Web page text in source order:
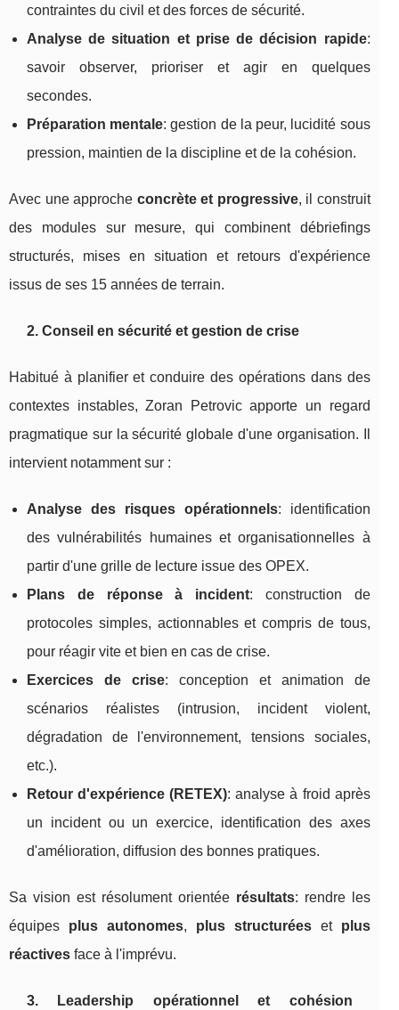
contraintes du civil et des forces de sécurité.
Analyse de situation et prise de décision rapide:
savoir observer, prioriser et agir en quelques
secondes.
Préparation mentale: gestion de la peur, lucidité sous
pression, maintien de la discipline et de la cohésion.
Avec une approche concrète et progressive, il construit
des modules sur mesure, qui combinent débriefings
structurés, mises en situation et retours d'expérience
issus de ses 15 années de terrain.
2. Conseil en sécurité et gestion de crise
Habitué à planifier et conduire des opérations dans des
contextes instables, Zoran Petrovic apporte un regard
pragmatique sur la sécurité globale d'une organisation. Il
intervient notamment sur :
Analyse des risques opérationnels: identification
des vulnérabilités humaines et organisationnelles à
partir d'une grille de lecture issue des OPEX.
Plans de réponse à incident: construction de
protocoles simples, actionnables et compris de tous,
pour réagir vite et bien en cas de crise.
Exercices de crise: conception et animation de
scénarios réalistes (intrusion, incident violent,
dégradation de l'environnement, tensions sociales,
etc.).
Retour d'expérience (RETEX): analyse à froid après
un incident ou un exercice, identification des axes
d'amélioration, diffusion des bonnes pratiques.
Sa vision est résolument orientée résultats: rendre les
équipes plus autonomes, plus structuréeset plus
réactives face à l'imprévu.
3. Leadership opérationnel et cohésion